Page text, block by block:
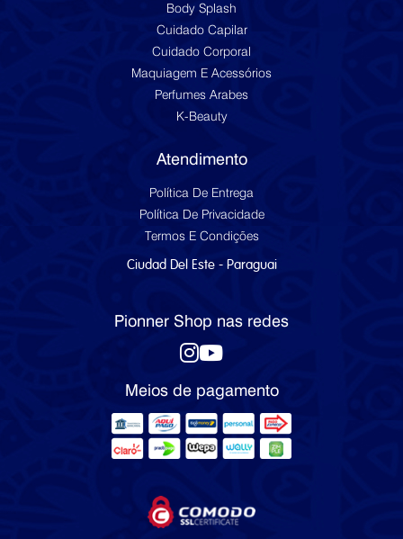
Body Splash
Cuidado Capilar
Cuidado Corporal
Maquiagem E Acessórios
Perfumes Arabes
K-Beauty
Atendimento
Política De Entrega
Política De Privacidade
Termos E Condições
Ciudad Del Este - Paraguai
Pionner Shop nas redes
Meios de pagamento